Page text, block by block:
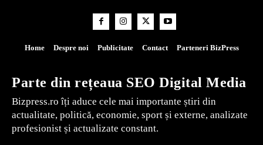
Home Despre noi Publicitate Contact Parteneri BizPress
Parte din rețeaua SEO Digital Media
Bizpress.ro îți aduce cele mai importante știri din
actualitate, politică, economie, sport și externe, analizate
profesionist și actualizate constant.